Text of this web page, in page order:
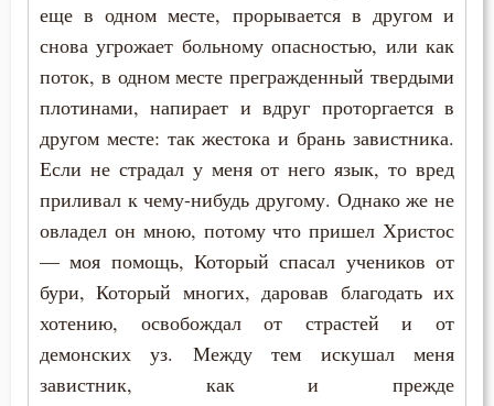
еще в одном месте, прорывается в другом и
снова угрожает больному опасностью, или как
поток, в одном месте прегражденный твердыми
плотинами, напирает и вдруг проторгается в
другом месте: так жестока и брань завистника.
Если не страдал у меня от него язык, то вред
приливал к чему-нибудь другому. Однако же не
овладел он мною, потому что пришел Христос
— моя помощь, Который спасал учеников от
бури, Который многих, даровав благодать их
хотению, освобождал от страстей и от
демонских уз. Между тем искушал меня
завистник, как и прежде